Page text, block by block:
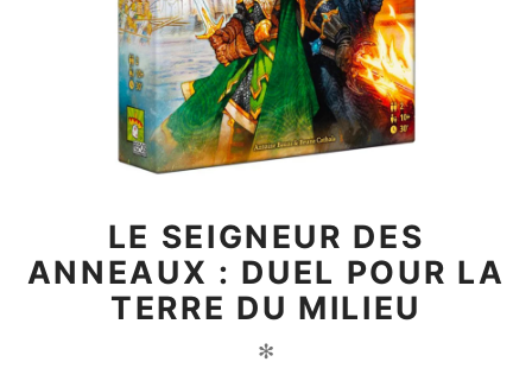
LE SEIGNEUR DES
ANNEAUX : DUEL POUR LA
TERRE DU MILIEU
✻